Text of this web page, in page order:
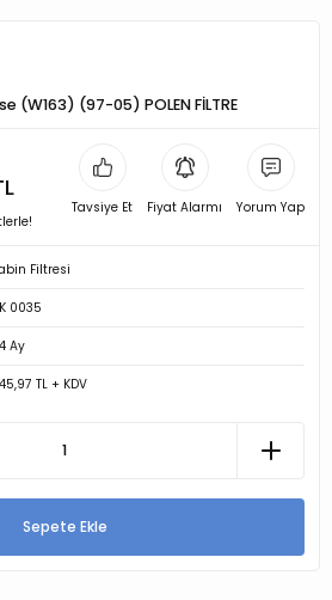
(W163) (97-05) POLEN FİLTRE
Tavsiye Et Fiyat Alarmı Yorum Yap
Filtresi
0035
Ay
TL + KDV
Sepete Ekle